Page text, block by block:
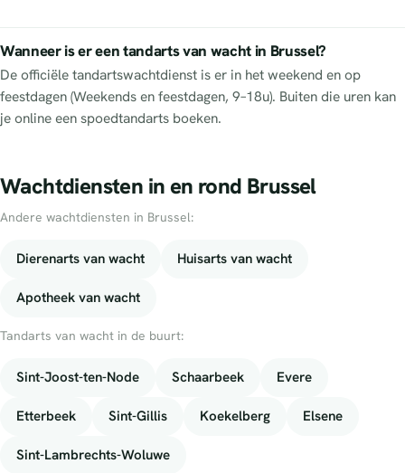
Wanneer is er een tandarts van wacht in Brussel?
De officiële tandartswachtdienst is er in het weekend en op
feestdagen (Weekends en feestdagen, 9–18u). Buiten die uren kan
je online een spoedtandarts boeken.
Wachtdiensten in en rond Brussel
Andere wachtdiensten in Brussel:
Dierenarts van wacht Huisarts van wacht
Apotheek van wacht
Tandarts van wacht in de buurt:
Sint-Joost-ten-Node Schaarbeek Evere
Etterbeek Sint-Gillis Koekelberg Elsene
Sint-Lambrechts-Woluwe